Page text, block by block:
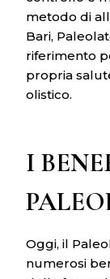
metodo di
Bari,
riferimento
propria
olistico.
I
Oggi, il
numerosi